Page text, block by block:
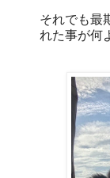
それでも最
れた事が何